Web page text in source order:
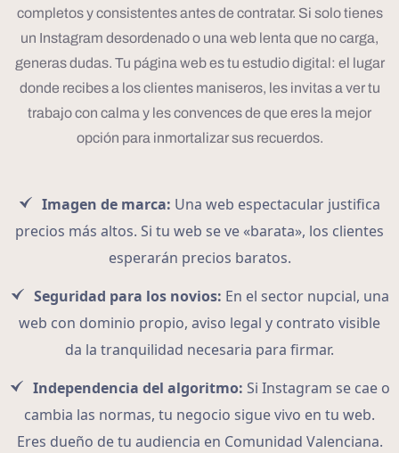
completos y consistentes antes de contratar. Si solo tienes
un Instagram desordenado o una web lenta que no carga,
generas dudas. Tu página web es tu estudio digital: el lugar
donde recibes a los clientes maniseros, les invitas a ver tu
trabajo con calma y les convences de que eres la mejor
opción para inmortalizar sus recuerdos.
Imagen de marca: Una web espectacular justifica
precios más altos. Si tu web se ve «barata», los clientes
esperarán precios baratos.
Seguridad para los novios: En el sector nupcial, una
web con dominio propio, aviso legal y contrato visible
da la tranquilidad necesaria para firmar.
Independencia del algoritmo: Si Instagram se cae o
cambia las normas, tu negocio sigue vivo en tu web.
Eres dueño de tu audiencia en Comunidad Valenciana.